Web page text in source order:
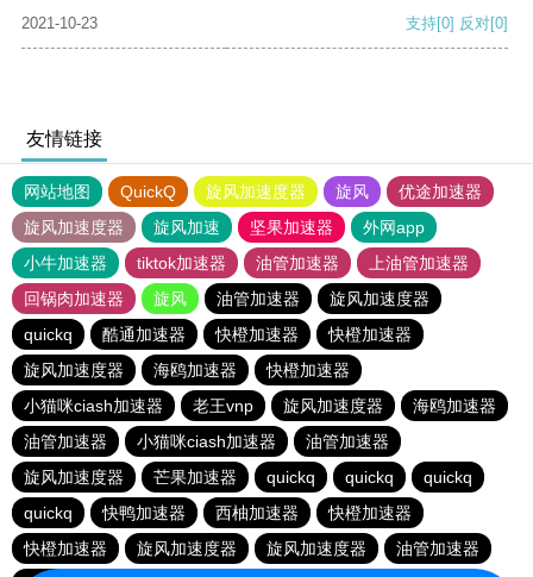
2021-10-23 支持[0] 反对[0]
友情链接
网站地图 QuickQ 旋风加速度器 旋风
优途加速器
旋风加速度器
旋风加速 坚果加速器
外网app
小牛加速器
tiktok加速器 油管加速器
上油管加速器
回锅肉加速器
旋风 油管加速器
旋风加速度器
quickq
酷通加速器 快橙加速器
快橙加速器
旋风加速度器
海鸥加速器
快橙加速器
小猫咪ciash加速器
老王vnp 旋风加速度器
海鸥加速器
油管加速器
小猫咪ciash加速器
油管加速器
旋风加速度器
芒果加速器 quickq quickq
quickq
quickq
快鸭加速器 西柚加速器
快橙加速器
快橙加速器
旋风加速度器 旋风加速度器
油管加速器